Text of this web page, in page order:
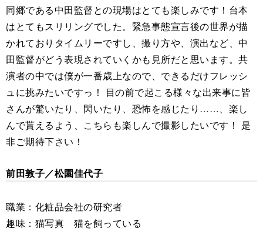
同郷である中田監督との現場はとても楽しみです！台本
はとてもスリリングでした。緊急事態宣言後の世界が描
かれておりタイムリーですし、撮り方や、演出など、中
田監督がどう表現されていくかも見所だと思います。共
演者の中では僕が一番歳上なので、できるだけフレッシ
ュに挑みたいですっ！ 目の前で起こる様々な出来事に皆
さんが驚いたり、閃いたり、恐怖を感じたり……、楽し
んで貰えるよう、こちらも楽しんで撮影したいです！ 是
非ご期待下さい！
前田敦子／松園佳代子
職業：化粧品会社の研究者
趣味：猫写真 猫を飼っている